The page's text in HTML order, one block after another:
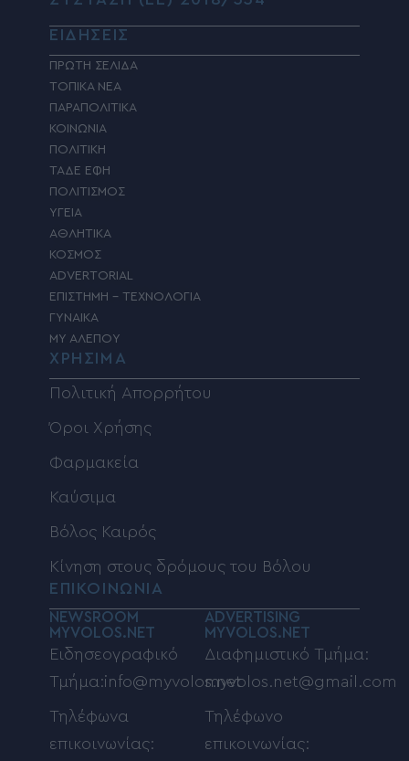
ΕΙΔΗΣΕΙΣ
ΠΡΩΤΗ ΣΕΛΙΔΑ
ΤΟΠΙΚΑ ΝΕΑ
ΠΑΡΑΠΟΛΙΤΙΚΑ
ΚΟΙΝΩΝΙΑ
ΠΟΛΙΤΙΚΗ
ΤΑΔΕ ΕΦΗ
ΠΟΛΙΤΙΣΜΟΣ
ΥΓΕΙΑ
ΑΘΛΗΤΙΚΑ
ΚΟΣΜΟΣ
ADVERTORIAL
ΕΠΙΣΤΗΜΗ – ΤΕΧΝΟΛΟΓΙΑ
ΓΥΝΑΙΚΑ
MY ΑΛΕΠΟΥ
ΧΡΗΣΙΜΑ
Πολιτική Απορρήτου
Όροι Χρήσης
Φαρμακεία
Καύσιμα
Βόλος Καιρός
Κίνηση στους δρόμους του Βόλου
ΕΠΙΚΟΙΝΩΝΙΑ
NEWSROOM
MYVOLOS.NET
Ειδησεογραφικό
Τμήμα:info@myvolos.net
Τηλέφωνα
επικοινωνίας:
ADVERTISING
MYVOLOS.NET
Διαφημιστικό Τμήμα:
myvolos.net@gmail.com
Τηλέφωνο
επικοινωνίας: